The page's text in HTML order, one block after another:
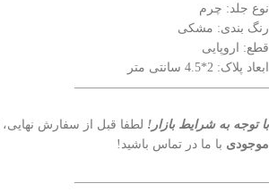
نوع جلد: چرم
رنگ بندی: مشکی
قطع: اروپایی
ابعاد پلاک: 2*4.5 سانتی متر
———————————————–
با توجه به شرایط بازار! لطفا قبل از سفارش نهایی،
موجودی با ما در تماس باشید!
———————————————–